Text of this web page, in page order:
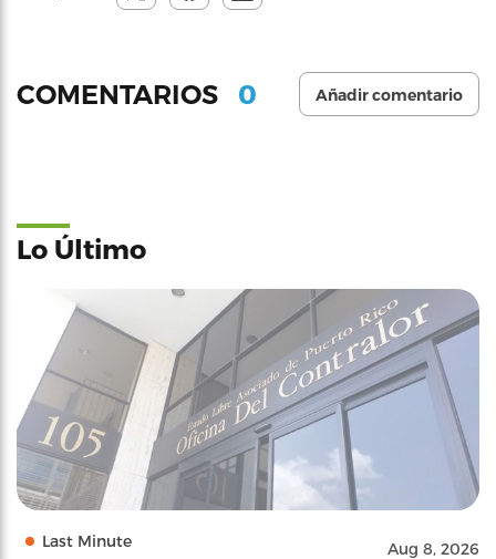
COMENTARIOS 0 Añadir comentario
Lo Último
Last Minute Aug 8, 2026